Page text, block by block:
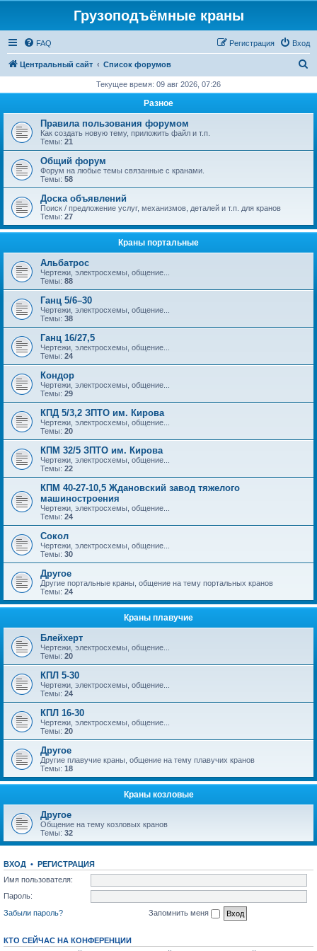
Грузоподъёмные краны
FAQ Вход
Регистрация
Центральный сайт Список форумов
с
Текущее время: 09 авг 2026, 07:26
Разное
Правила пользования форумом
Как создать новую тему, приложить файл и т.п.
Темы: 21
Общий форум
Форум на любые темы связанные с кранами.
Темы: 58
Доска объявлений
Поиск / предложение услуг, механизмов, деталей и т.п. для кранов
Темы: 27
Краны портальные
Альбатрос
Чертежи, электросхемы, общение...
Темы: 88
Ганц 5/6–30
Чертежи, электросхемы, общение...
Темы: 38
Ганц 16/27,5
Чертежи, электросхемы, общение...
Темы: 24
Кондор
Чертежи, электросхемы, общение...
Темы: 29
КПД 5/3,2 ЗПТО им. Кирова
Чертежи, электросхемы, общение...
Темы: 20
КПМ 32/5 ЗПТО им. Кирова
Чертежи, электросхемы, общение...
Темы: 22
КПМ 40-27-10,5 Ждановский завод тяжелого
машиностроения
Чертежи, электросхемы, общение...
Темы: 24
Сокол
Чертежи, электросхемы, общение...
Темы: 30
Другое
Другие портальные краны, общение на тему портальных кранов
Темы: 24
Краны плавучие
Блейхерт
Чертежи, электросхемы, общение...
Темы: 20
КПЛ 5-30
Чертежи, электросхемы, общение...
Темы: 24
КПЛ 16-30
Чертежи, электросхемы, общение...
Темы: 20
Другое
Другие плавучие краны, общение на тему плавучих кранов
Темы: 18
Краны козловые
Другое
Общение на тему козловых кранов
Темы: 32
ВХОД • РЕГИСТРАЦИЯ
Имя пользователя:
Пароль:
Забыли пароль?
Запомнить меня
КТО СЕЙЧАС НА КОНФЕРЕНЦИИ